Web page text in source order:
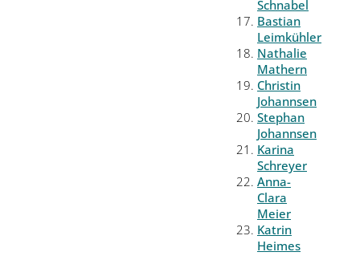
Schnabel
Bastian
Leimkühler
Nathalie
Mathern
Christin
Johannsen
Stephan
Johannsen
Karina
Schreyer
Anna-
Clara
Meier
Katrin
Heimes